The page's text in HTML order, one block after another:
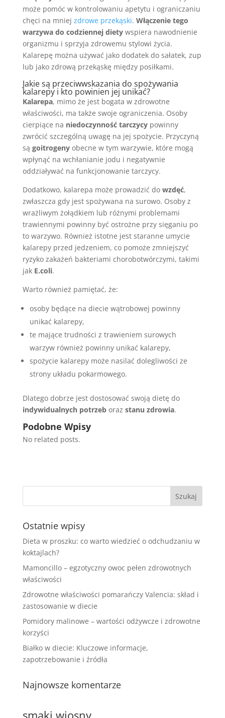
może pomóc w kontrolowaniu apetytu i ograniczaniu
chęci na mniej zdrowe przekąski. Włączenie tego
warzywa do codziennej dietywspiera nawodnienie
organizmu i sprzyja zdrowemu stylowi życia.
Kalarepę można używać jako dodatek do sałatek, zup
lub jako zdrową przekąskę między posiłkami.
Jakie są przeciwwskazania do spożywania
kalarepy i kto powinien jej unikać?
Kalarepa, mimo że jest bogata w zdrowotne
właściwości, ma także swoje ograniczenia. Osoby
cierpiące na niedoczynność tarczycypowinny
zwrócić szczególną uwagę na jej spożycie. Przyczyną
są goitrogenyobecne w tym warzywie, które mogą
wpłynąć na wchłanianie jodu i negatywnie
oddziaływać na funkcjonowanie tarczycy.
Dodatkowo, kalarepa może prowadzić do wzdęć,
zwłaszcza gdy jest spożywana na surowo. Osoby z
wrażliwym żołądkiem lub różnymi problemami
trawiennymi powinny być ostrożne przy sięganiu po
to warzywo. Również istotne jest staranne umycie
kalarepy przed jedzeniem, co pomoże zmniejszyć
ryzyko zakażeń bakteriami chorobotwórczymi, takimi
jak E.coli.
Warto również pamiętać, że:
osoby będące na diecie wątrobowej powinny
unikać kalarepy,
te mające trudności z trawieniem surowych
warzyw również powinny unikać kalarepy,
spożycie kalarepy może nasilać dolegliwości ze
strony układu pokarmowego.
Dlatego dobrze jest dostosować swoją dietę do
indywidualnych potrzeboraz stanu zdrowia.
Podobne Wpisy
No related posts.
Ostatnie wpisy
Dieta w proszku: co warto wiedzieć o odchudzaniu w
koktajlach?
Mamoncillo – egzotyczny owoc pełen zdrowotnych
właściwości
Zdrowotne właściwości pomarańczy Valencia: skład i
zastosowanie w diecie
Pomidory malinowe – wartości odżywcze i zdrowotne
korzyści
Białko w diecie: Kluczowe informacje,
zapotrzebowanie i źródła
Najnowsze komentarze
smaki wiosny